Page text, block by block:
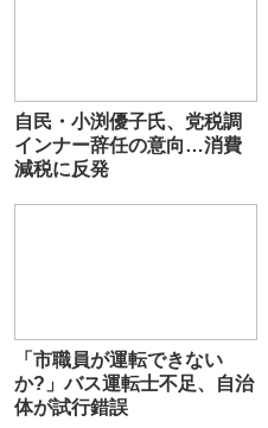
自民・小渕優子氏、党税調
インナー辞任の意向…消費
減税に反発
「市職員が運転できない
か?」バス運転士不足、自治
体が試行錯誤